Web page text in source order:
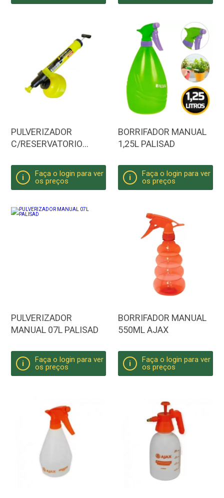
PULVERIZADOR
C/RESERVATORIO
i
Faça o login para ver
os preços
BORRIFADOR MANUAL
1,25L PALISAD
i
Faça o login para ver
os preços
PULVERIZADOR
MANUAL 07L PALISAD
i
Faça o login para ver
os preços
BORRIFADOR MANUAL
550ML AJAX
i
Faça o login para ver
os preços